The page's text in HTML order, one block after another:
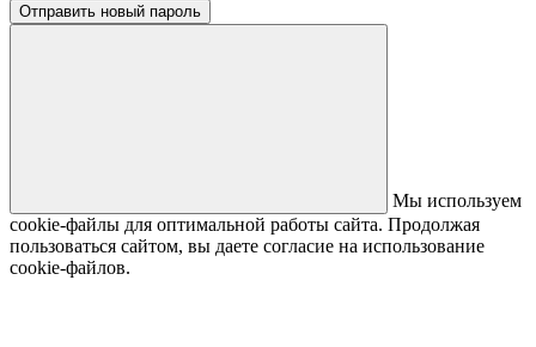
Отправить новый пароль
Мы используем
cookie-файлы для оптимальной работы сайта. Продолжая
пользоваться сайтом, вы даете согласие на использование
cookie-файлов.